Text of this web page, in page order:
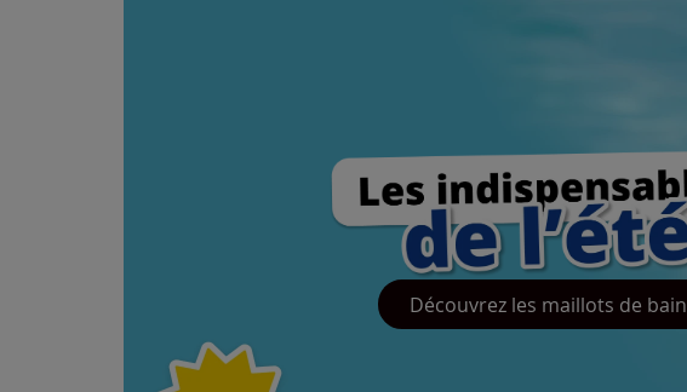
Découvrez les maillots de bain